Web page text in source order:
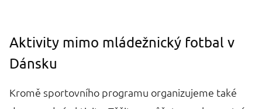
Aktivity mimo mládežnický fotbal v
Dánsku
Kromě sportovního programu organizujeme také